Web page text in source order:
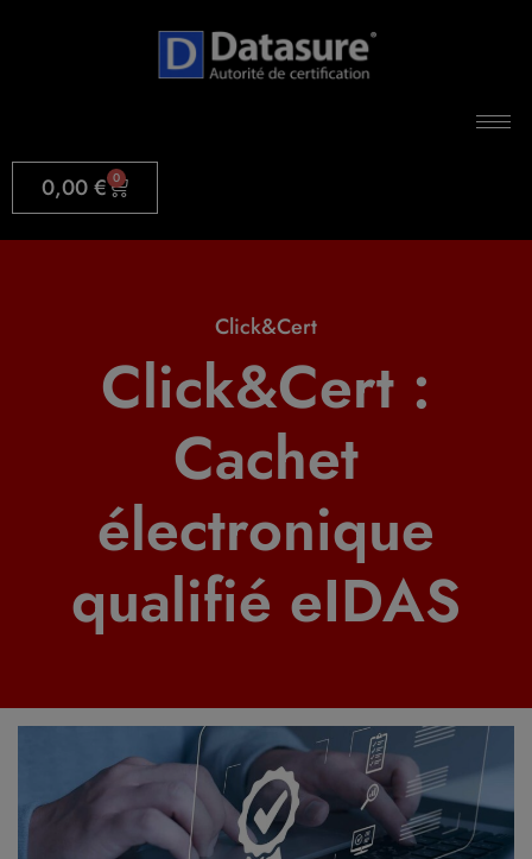
0,00€ 0
Click&Cert
Click&Cert :
Cachet
électronique
qualifié eIDAS